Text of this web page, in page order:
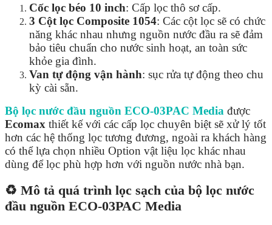
Cốc lọc béo 10 inch: Cấp lọc thô sơ cấp.
3 Cột lọc Composite 1054: Các cột lọc sẽ có chức
năng khác nhau nhưng nguồn nước đầu ra sẽ đảm
bảo tiêu chuẩn cho nước sinh hoạt, an toàn sức
khỏe gia đình.
Van tự động vận hành: sục rửa tự động theo chu
kỳ cài sẵn.
Bộ lọc nước đầu nguồn ECO-03PAC Media được
Ecomax thiết kế với các cấp lọc chuyên biệt sẽ xử lý tốt
hơn các hệ thống lọc tương đương, ngoài ra khách hàng
có thể lựa chọn nhiều Option vật liệu lọc khác nhau
dùng để lọc phù hợp hơn với nguồn nước nhà bạn.
♻️ Mô tả quá trình lọc sạch của bộ lọc nước
đầu nguồn ECO-03PAC Media